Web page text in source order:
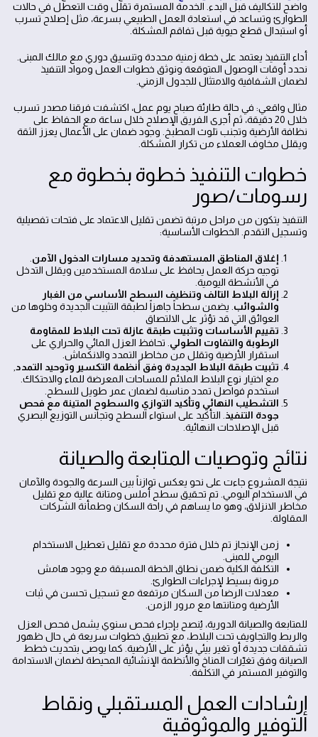
واضح للتكاليف قبل البدء. الخدمة المستمرة تقلل وقت التعطل في حالات
الطوارئ وتساعد في استعادة العمل الطبيعي بسرعة، مثل إصلاح تسرب
أو استبدال قطع حيوية قبل تفاقم المشكلة.
أداء التنفيذ يعتمد على خطة زمنية محددة وتنسيق دوري مع مالك المبنى.
نحدد أوقات الوصول المتوقعة ونوثق خطوات العمل ومواد التنفيذ
لضمان الشفافية والامتثال للجدول الزمني.
مثال واقعي: في حالة طارئة صباح يوم عمل، اكتشفت فرقنا مصدر تسرب
خلال 20 دقيقة، ثم أجرى الفريق الإصلاح خلال ساعة مع الحفاظ على
نظافة الأرضية وتجنب تلوث المطبخ. وجود ضمان على الأعمال يعزز الثقة
ويقلل مخاوف العملاء من تكرار المشكلة.
خطوات التنفيذ خطوة بخطوة مع
رسومات/صور
التنفيذ يتكون من مراحل مرتبة تضمن تقليل الاعتماد على فتحات تفصيلية
وتسجيل التقدم. الخطوات الأساسية:
إغلاق المناطق المستهدفة وتحديد مسارات الدخول الآمن
توجيه حركة العمل يحافظ على سلامة المستخدمين ويقلل التدخل
في الأنشطة اليومية.
إزالة البلاط التالف وتنظيف السطح الأساسي من الغبار
والشوائب . يضمن سطحاً جاهزاً لطبقة التثبيت الجديدة وخلوها من
العوائق التي قد تؤثر على الالتصاق
تقييم الأساسات وتثبيت طبقة عازلة تحت البلاط للمقاومة
الرطوبة والتفاوت الطولي . تحافظ العزل المائي والحراري على
استقرار الأرضية وتقلل من مخاطر التمدد والانكماش.
تثبيت طبقة البلاط الجديدة وفق أنظمة التكسير وتوحيد التمدد
مع اختيار نوع البلاط الملائم للمساحات المعرضة للماء والاحتكاك.
استخدم فواصل تمدد مناسبة لضمان عمر طويل للسطح.
التشطيب النهائي وتأكيد التوازي والسطوح المتينة مع فحص
جودة التنفيذ . التأكيد على استواء السطح وتجانس التوزيع البصري
قبل الإصلاحات النهائية.
نتائج وتوصيات المتابعة والصيانة
نتيجة المشروع جاءت على نحو يعكس توازناً بين السرعة والجودة والآمان
في الاستخدام اليومي. تم تحقيق سطح أملس ومتانة عالية مع تقليل
مخاطر الانزلاق، وهو ما يساهم في راحة السكان وطمأنة الشركات
المقاولة.
زمن الإنجاز تم خلال فترة محددة مع تقليل تعطيل الاستخدام
اليومي للمبنى.
التكلفة الكلية ضمن نطاق الخطة المسبقة مع وجود هامش
مرونة بسيط لإجراءات الطوارئ.
معدلات الرضا من السكان مرتفعة مع تسجيل تحسن في ثبات
الأرضية ومتانتها مع مرور الزمن.
للمتابعة والصيانة الدورية، يُنصح بإجراء فحص سنوي يشمل فحص العزل
والربط والتجاويف تحت البلاط، مع تطبيق خطوات سريعة في حال ظهور
تشققات جديدة أو تغير بيئي يؤثر على الأرضية. كما يوصى بتحديث خطط
الصيانة وفق تغيّرات المناخ والأنظمة الإنشائية المحيطة لضمان الاستدامة
والتوفير المستمر في التكلفة.
إرشادات العمل المستقبلي ونقاط
التوفير والموثوقية